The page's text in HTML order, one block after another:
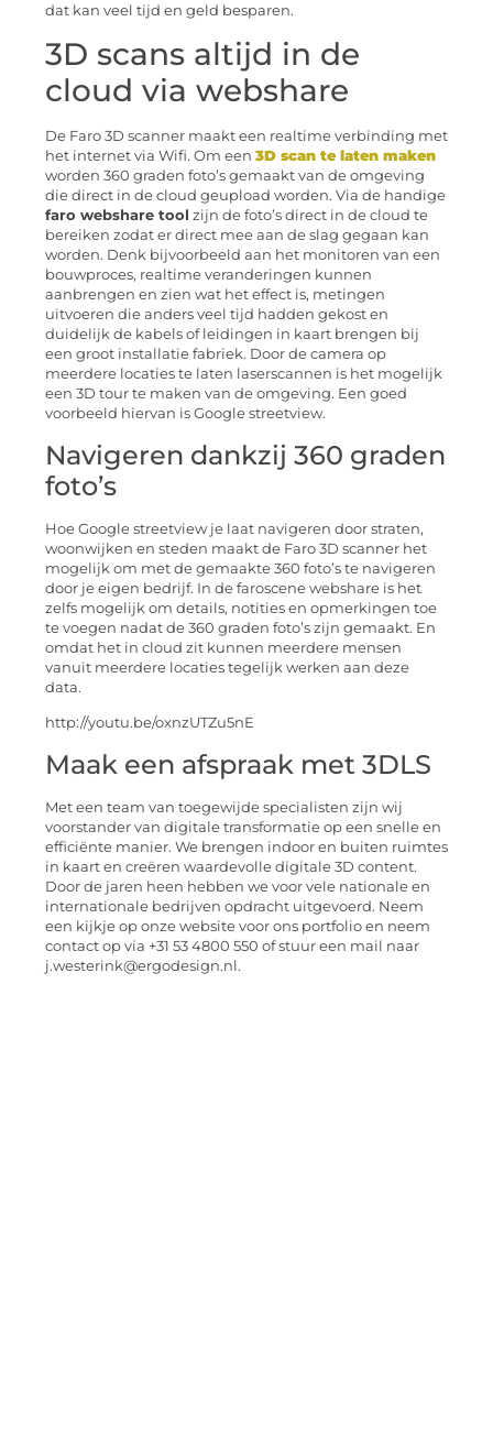
dat kan veel tijd en geld besparen.
3D scans altijd in de
cloud via webshare
De Faro 3D scanner maakt een realtime verbinding met
het internet via Wifi. Om een 3D scan te laten maken
worden 360 graden foto’s gemaakt van de omgeving
die direct in de cloud geupload worden. Via de handige
faro webshare tool zijn de foto’s direct in de cloud te
bereiken zodat er direct mee aan de slag gegaan kan
worden. Denk bijvoorbeeld aan het monitoren van een
bouwproces, realtime veranderingen kunnen
aanbrengen en zien wat het effect is, metingen
uitvoeren die anders veel tijd hadden gekost en
duidelijk de kabels of leidingen in kaart brengen bij
een groot installatie fabriek. Door de camera op
meerdere locaties te laten laserscannen is het mogelijk
een 3D tour te maken van de omgeving. Een goed
voorbeeld hiervan is Google streetview.
Navigeren dankzij 360 graden
foto’s
Hoe Google streetview je laat navigeren door straten,
woonwijken en steden maakt de Faro 3D scanner het
mogelijk om met de gemaakte 360 foto’s te navigeren
door je eigen bedrijf. In de faroscene webshare is het
zelfs mogelijk om details, notities en opmerkingen toe
te voegen nadat de 360 graden foto’s zijn gemaakt. En
omdat het in cloud zit kunnen meerdere mensen
vanuit meerdere locaties tegelijk werken aan deze
data.
http://youtu.be/oxnzUTZu5nE
Maak een afspraak met 3DLS
Met een team van toegewijde specialisten zijn wij
voorstander van digitale transformatie op een snelle en
efficiënte manier. We brengen indoor en buiten ruimtes
in kaart en creëren waardevolle digitale 3D content.
Door de jaren heen hebben we voor vele nationale en
internationale bedrijven opdracht uitgevoerd. Neem
een kijkje op onze website voor ons portfolio en neem
contact op via +31 53 4800 550 of stuur een mail naar
j.westerink@ergodesign.nl.